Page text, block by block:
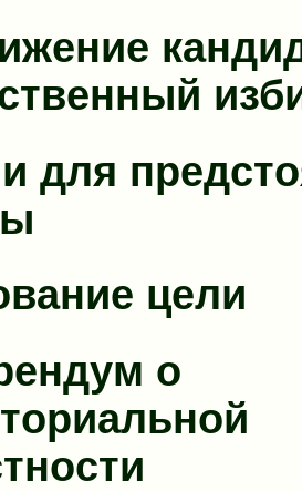
для
цели
о